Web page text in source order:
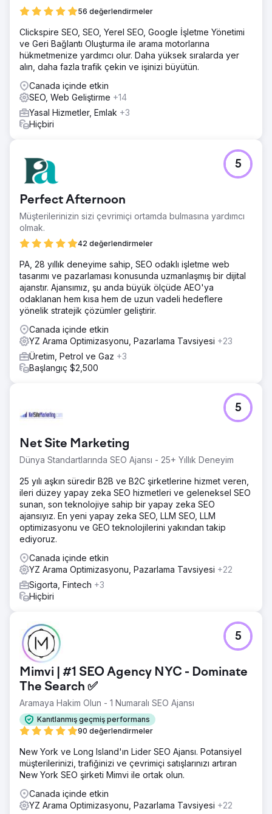
56 değerlendirmeler
Clickspire SEO, SEO, Yerel SEO, Google İşletme Yönetimi
ve Geri Bağlantı Oluşturma ile arama motorlarına
hükmetmenize yardımcı olur. Daha yüksek sıralarda yer
alın, daha fazla trafik çekin ve işinizi büyütün.
Canada içinde etkin
SEO, Web Geliştirme +14
Yasal Hizmetler, Emlak +3
Hiçbiri
Perfect Afternoon
Müşterilerinizin sizi çevrimiçi ortamda bulmasına yardımcı
olmak.
42 değerlendirmeler
5
PA, 28 yıllık deneyime sahip, SEO odaklı işletme web
tasarımı ve pazarlaması konusunda uzmanlaşmış bir dijital
ajanstır. Ajansımız, şu anda büyük ölçüde AEO'ya
odaklanan hem kısa hem de uzun vadeli hedeflere
yönelik stratejik çözümler geliştirir.
Canada içinde etkin
YZ Arama Optimizasyonu, Pazarlama Tavsiyesi +23
Üretim, Petrol ve Gaz +3
Başlangıç $2,500
Net Site Marketing
Dünya Standartlarında SEO Ajansı - 25+ Yıllık Deneyim
5
25 yılı aşkın süredir B2B ve B2C şirketlerine hizmet veren,
ileri düzey yapay zeka SEO hizmetleri ve geleneksel SEO
sunan, son teknolojiye sahip bir yapay zeka SEO
ajansıyız. En yeni yapay zeka SEO, LLM SEO, LLM
optimizasyonu ve GEO teknolojilerini yakından takip
ediyoruz.
Canada içinde etkin
YZ Arama Optimizasyonu, Pazarlama Tavsiyesi +22
Sigorta, Fintech +3
Hiçbiri
Mimvi | #1 SEO Agency NYC - Dominate
The Search ✅
Aramaya Hakim Olun - 1 Numaralı SEO Ajansı
Kanıtlanmış geçmiş performans
90 değerlendirmeler
5
New York ve Long Island'ın Lider SEO Ajansı. Potansiyel
müşterilerinizi, trafiğinizi ve çevrimiçi satışlarınızı artıran
New York SEO şirketi Mimvi ile ortak olun.
Canada içinde etkin
YZ Arama Optimizasyonu, Pazarlama Tavsiyesi +22